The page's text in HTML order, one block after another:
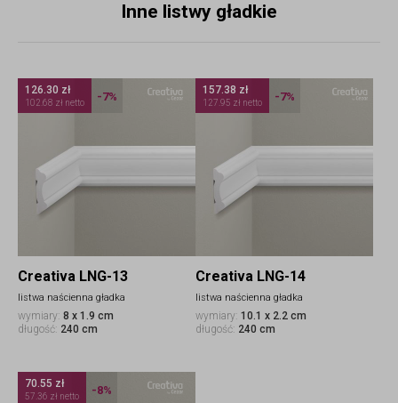
Inne listwy gładkie
Creativa LNG-13
listwa naścienna gładka
wymiary: 8 x 1.9 cm
długość: 240 cm
126.30 zł
102.68 zł netto -7%
Creativa LNG-14
listwa naścienna gładka
wymiary: 10.1 x 2.2 cm
długość: 240 cm
157.38 zł
127.95 zł netto -7%
70.55 zł
57.36 zł netto -8%